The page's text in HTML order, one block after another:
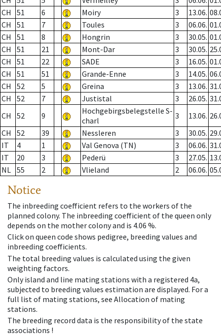
CH
51 6 Moiry 3 13.06.
CH
51 7 Toules 3 06.06.
CH
51 8 Hongrin 3 30.05.
CH
51 21 Mont-Dar 3 30.05.
CH
51 22 SADE 3 16.05.
CH
51 51 Grande-Enne 3 14.05.
CH
52 5 Greina 3 13.06.
CH
52 7 Justistal 3 26.05.
CH
52 9
Hochgebirgsbelegstelle S-
charl
3 13.06.
CH
52 39 Nessleren 3 30.05.
IT
4 1 Val Genova (TN) 3 06.06.
IT
20 3 Pederü 3 27.05.
NL 55 2 Vlieland 2 06.06.
Notice
The inbreeding coefficient refers to the workers of the
planned colony. The inbreeding coefficient of the queen only
depends on the mother colony and is 4.06 %.
Click on queen code shows pedigree, breeding values and
inbreeding coefficients.
The total breeding values is calculated using the given
weighting factors.
Only island and line mating stations with a registered 4a,
subjected to breeding values estimation are displayed. For a
full list of mating stations, see Allocation of mating
stations.
The breeding record data is the responsibility of the state
associations !